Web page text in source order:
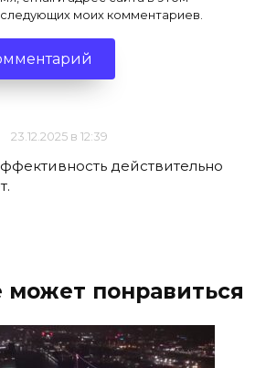
моих комментариев.
23.12.2025 в 12:39
действительно
может понравиться